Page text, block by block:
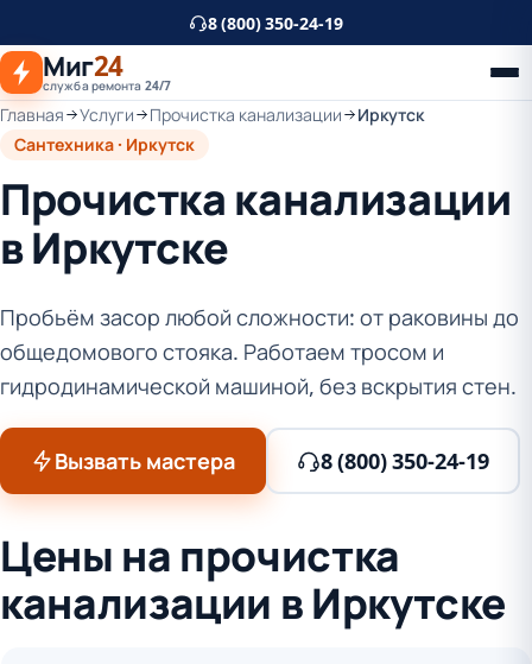
основному
контенту
8 (800) 350-24-19
Миг24
служба ремонта 24/7
Главная Услуги Прочистка канализации
Иркутск
Сантехника · Иркутск
Прочистка канализации
в Иркутске
Пробьём засор любой сложности: от раковины до
общедомового стояка. Работаем тросом и
гидродинамической машиной, без вскрытия стен.
Вызвать мастера 8 (800) 350-24-19
Цены на прочистка
канализации в Иркутске